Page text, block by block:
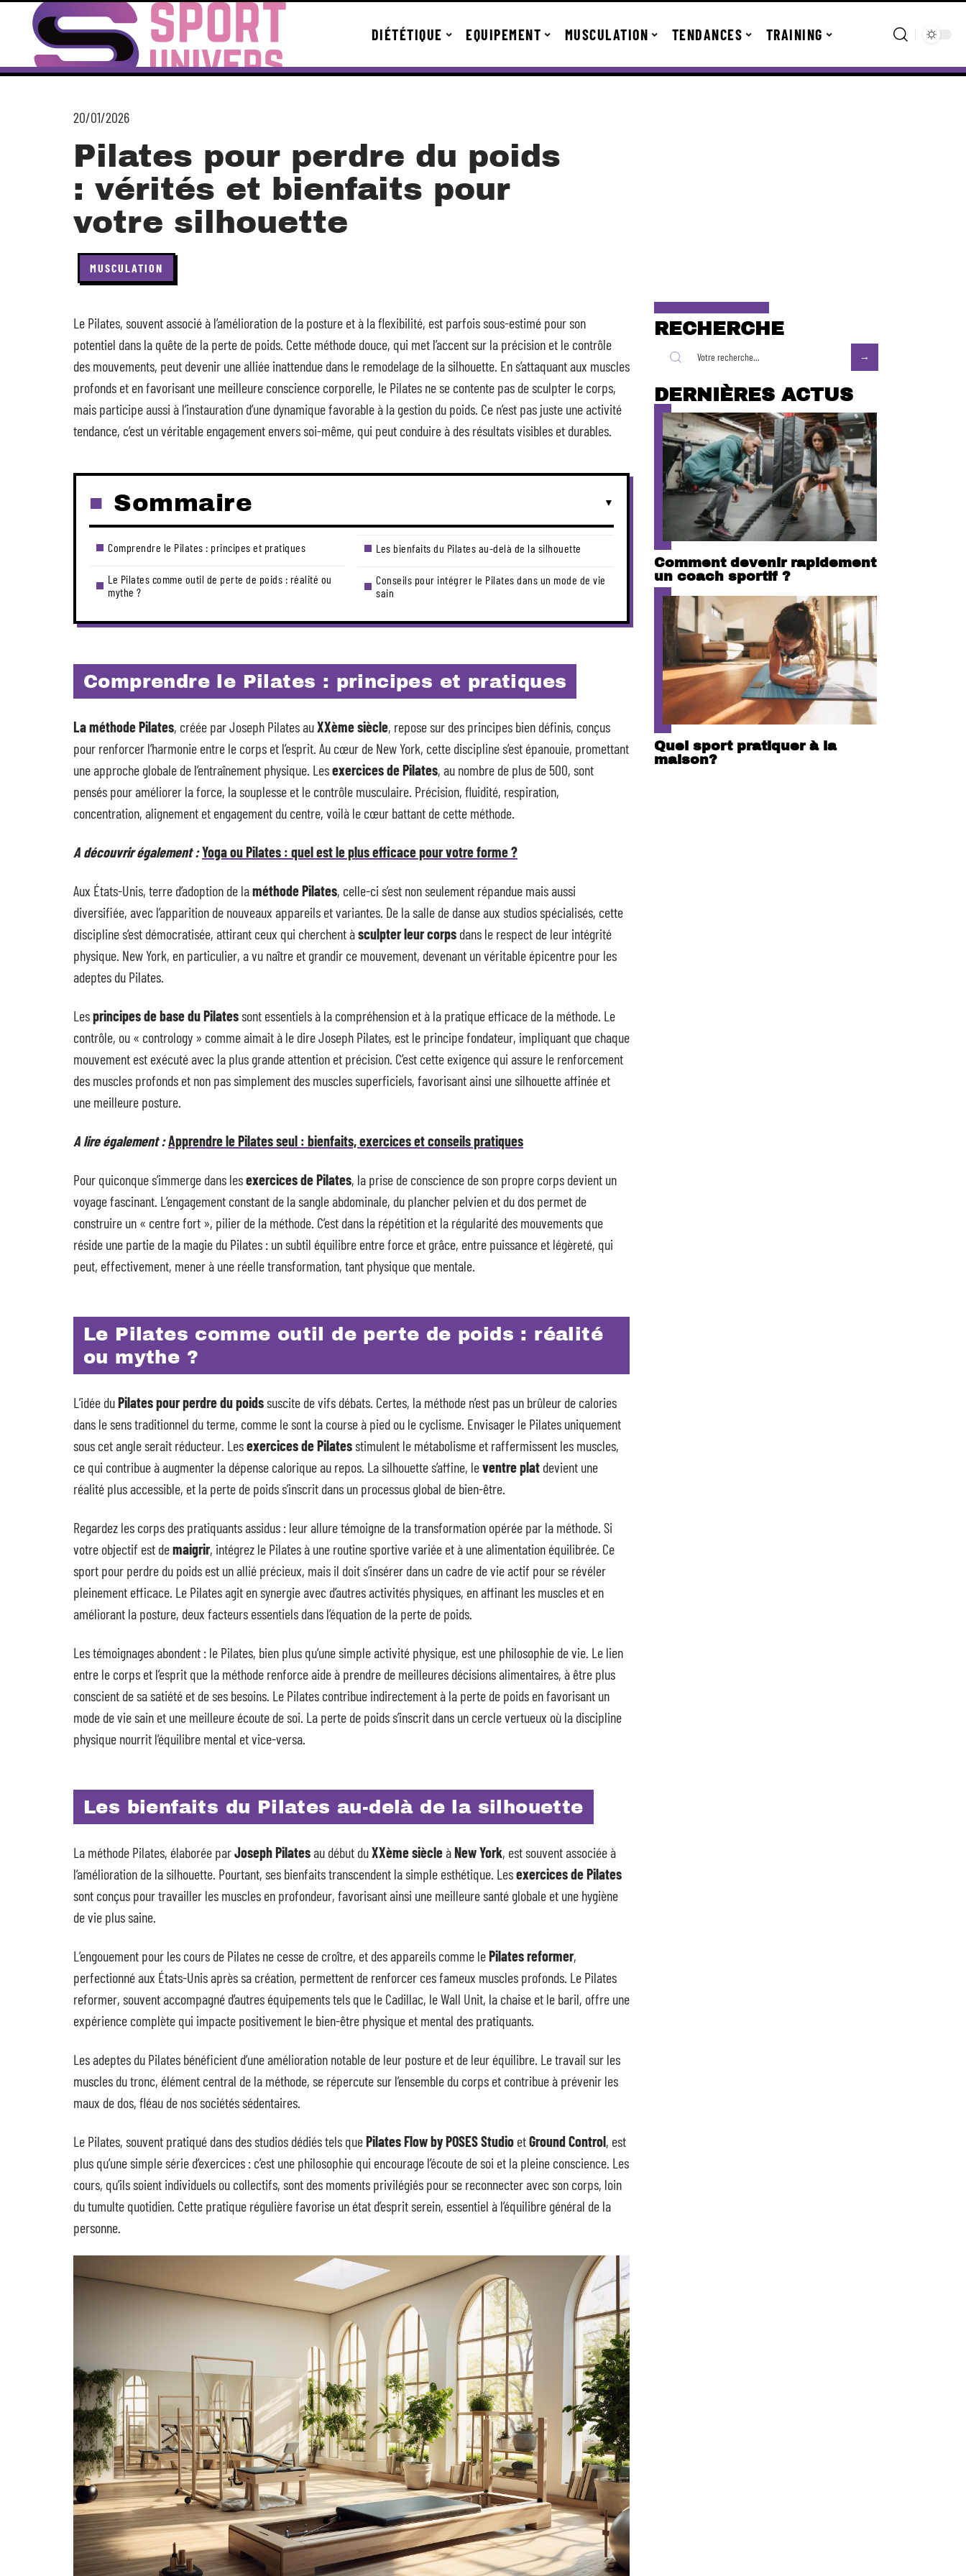
DIÉTÉTIQUE EQUIPEMENT MUSCULATION TENDANCES TRAINING
20/01/2026
Pilates pour perdre du poids
: vérités et bienfaits pour
votre silhouette
MUSCULATION
Le Pilates, souvent associé à l’amélioration de la posture et à la flexibilité, est parfois sous-estimé pour son
potentiel dans la quête de la perte de poids. Cette méthode douce, qui met l’accent sur la précision et le contrôle
des mouvements, peut devenir une alliée inattendue dans le remodelage de la silhouette. En s’attaquant aux muscles
profonds et en favorisant une meilleure conscience corporelle, le Pilates ne se contente pas de sculpter le corps,
mais participe aussi à l’instauration d’une dynamique favorable à la gestion du poids. Ce n’est pas juste une activité
tendance, c’est un véritable engagement envers soi-même, qui peut conduire à des résultats visibles et durables.
Sommaire
Comprendre le Pilates : principes et pratiques
Le Pilates comme outil de perte de poids : réalité ou
mythe ?
Les bienfaits du Pilates au-delà de la silhouette
Conseils pour intégrer le Pilates dans un mode de vie
sain
Comprendre le Pilates : principes et pratiques
La méthode Pilates, créée par Joseph Pilates auXXème siècle, repose sur des principes bien définis, conçus
pour renforcer l’harmonie entre le corps et l’esprit. Au cœur de New York, cette discipline s’est épanouie, promettant
une approche globale de l’entraînement physique. Lesexercices de Pilates, au nombre de plus de 500, sont
pensés pour améliorer la force, la souplesse et le contrôle musculaire. Précision, fluidité, respiration,
concentration, alignement et engagement du centre, voilà le cœur battant de cette méthode.
A découvrir également :Yoga ou Pilates : quel est le plus efficace pour votre forme ?
Aux États-Unis, terre d’adoption de laméthode Pilates, celle-ci s’est non seulement répandue mais aussi
diversifiée, avec l’apparition de nouveaux appareils et variantes. De la salle de danse aux studios spécialisés, cette
discipline s’est démocratisée, attirant ceux qui cherchent àsculpter leur corps dans le respect de leur intégrité
physique. New York, en particulier, a vu naître et grandir ce mouvement, devenant un véritable épicentre pour les
adeptes du Pilates.
Lesprincipes de base du Pilatessont essentiels à la compréhension et à la pratique efficace de la méthode. Le
contrôle, ou « contrology » comme aimait à le dire Joseph Pilates, est le principe fondateur, impliquant que chaque
mouvement est exécuté avec la plus grande attention et précision. C’est cette exigence qui assure le renforcement
des muscles profonds et non pas simplement des muscles superficiels, favorisant ainsi une silhouette affinée et
une meilleure posture.
A lire également :Apprendre le Pilates seul : bienfaits, exercices et conseils pratiques
Pour quiconque s’immerge dans lesexercices de Pilates, la prise de conscience de son propre corps devient un
voyage fascinant. L’engagement constant de la sangle abdominale, du plancher pelvien et du dos permet de
construire un « centre fort », pilier de la méthode. C’est dans la répétition et la régularité des mouvements que
réside une partie de la magie du Pilates : un subtil équilibre entre force et grâce, entre puissance et légèreté, qui
peut, effectivement, mener à une réelle transformation, tant physique que mentale.
Le Pilates comme outil de perte de poids : réalité
ou mythe ?
L’idée duPilates pour perdre du poidssuscite de vifs débats. Certes, la méthode n’est pas un brûleur de calories
dans le sens traditionnel du terme, comme le sont la course à pied ou le cyclisme. Envisager le Pilates uniquement
sous cet angle serait réducteur. Lesexercices de Pilatesstimulent le métabolisme et raffermissent les muscles,
ce qui contribue à augmenter la dépense calorique au repos. La silhouette s’affine, leventre plat devient une
réalité plus accessible, et la perte de poids s’inscrit dans un processus global de bien-être.
Regardez les corps des pratiquants assidus : leur allure témoigne de la transformation opérée par la méthode. Si
votre objectif est demaigrir, intégrez le Pilates à une routine sportive variée et à une alimentation équilibrée. Ce
sport pour perdre du poids est un allié précieux, mais il doit s’insérer dans un cadre de vie actif pour se révéler
pleinement efficace. Le Pilates agit en synergie avec d’autres activités physiques, en affinant les muscles et en
améliorant la posture, deux facteurs essentiels dans l’équation de la perte de poids.
Les témoignages abondent : le Pilates, bien plus qu’une simple activité physique, est une philosophie de vie. Le lien
entre le corps et l’esprit que la méthode renforce aide à prendre de meilleures décisions alimentaires, à être plus
conscient de sa satiété et de ses besoins. Le Pilates contribue indirectement à la perte de poids en favorisant un
mode de vie sain et une meilleure écoute de soi. La perte de poids s’inscrit dans un cercle vertueux où la discipline
physique nourrit l’équilibre mental et vice-versa.
Les bienfaits du Pilates au-delà de la silhouette
La méthode Pilates, élaborée parJoseph Pilatesau début duXXème siècleàNew York, est souvent associée à
l’amélioration de la silhouette. Pourtant, ses bienfaits transcendent la simple esthétique. Lesexercices de Pilates
sont conçus pour travailler les muscles en profondeur, favorisant ainsi une meilleure santé globale et une hygiène
de vie plus saine.
L’engouement pour les cours de Pilates ne cesse de croître, et des appareils comme lePilates reformer,
perfectionné aux États-Unis après sa création, permettent de renforcer ces fameux muscles profonds. Le Pilates
reformer, souvent accompagné d’autres équipements tels que le Cadillac, le Wall Unit, la chaise et le baril, offre une
expérience complète qui impacte positivement le bien-être physique et mental des pratiquants.
Les adeptes du Pilates bénéficient d’une amélioration notable de leur posture et de leur équilibre. Le travail sur les
muscles du tronc, élément central de la méthode, se répercute sur l’ensemble du corps et contribue à prévenir les
maux de dos, fléau de nos sociétés sédentaires.
Le Pilates, souvent pratiqué dans des studios dédiés tels quePilates Flow by POSES Studio etGround Control, est
plus qu’une simple série d’exercices : c’est une philosophie qui encourage l’écoute de soi et la pleine conscience. Les
cours, qu’ils soient individuels ou collectifs, sont des moments privilégiés pour se reconnecter avec son corps, loin
du tumulte quotidien. Cette pratique régulière favorise un état d’esprit serein, essentiel à l’équilibre général de la
personne.
RECHERCHE
DERNIÈRES ACTUS
Comment devenir rapidement
un coach sportif ?
Quel sport pratiquer à la
maison?